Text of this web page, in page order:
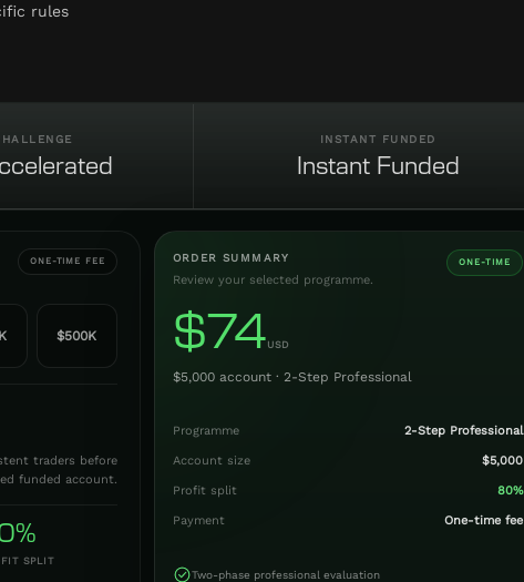
rules
INSTANT FUNDED
Instant Funded
ONE-TIME FEE
$500K
traders before
funded account.
SPLIT
ORDER SUMMARY
Review your selected programme.
ONE-TIME
$74 USD
$5,000account · 2-Step Professional
Programme 2-Step Professional
Account size $5,000
Profit split 80%
Payment One-time fee
Two-phase professional evaluation